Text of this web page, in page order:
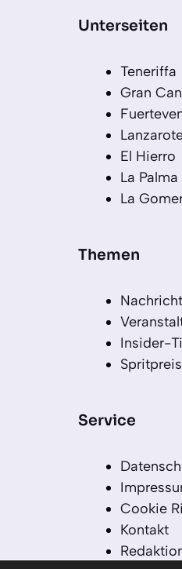
Unterseiten
Teneriffa
Gran
El Hierro
La Palma
La
Themen
Insider-
Service
Cookie
Kontakt